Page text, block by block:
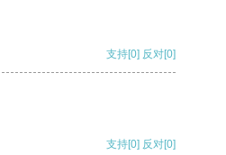
支持[0] 反对[0]
支持[0] 反对[0]